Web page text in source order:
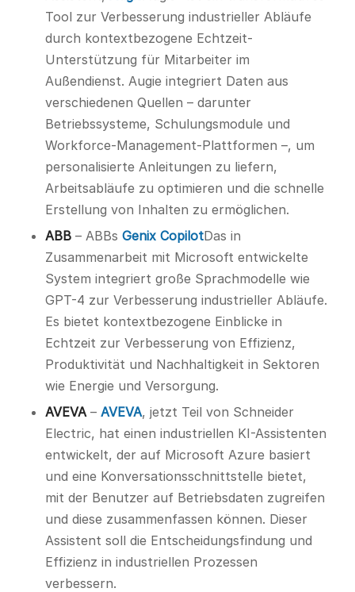
Tool zur Verbesserung industrieller Abläufe
durch kontextbezogene Echtzeit-
Unterstützung für Mitarbeiter im
Außendienst. Augie integriert Daten aus
verschiedenen Quellen – darunter
Betriebssysteme, Schulungsmodule und
Workforce-Management-Plattformen –, um
personalisierte Anleitungen zu liefern,
Arbeitsabläufe zu optimieren und die schnelle
Erstellung von Inhalten zu ermöglichen.
ABB– ABBs Genix CopilotDas in
Zusammenarbeit mit Microsoft entwickelte
System integriert große Sprachmodelle wie
GPT-4 zur Verbesserung industrieller Abläufe.
Es bietet kontextbezogene Einblicke in
Echtzeit zur Verbesserung von Effizienz,
Produktivität und Nachhaltigkeit in Sektoren
wie Energie und Versorgung.
AVEVA– AVEVA, jetzt Teil von Schneider
Electric, hat einen industriellen KI-Assistenten
entwickelt, der auf Microsoft Azure basiert
und eine Konversationsschnittstelle bietet,
mit der Benutzer auf Betriebsdaten zugreifen
und diese zusammenfassen können. Dieser
Assistent soll die Entscheidungsfindung und
Effizienz in industriellen Prozessen
verbessern.